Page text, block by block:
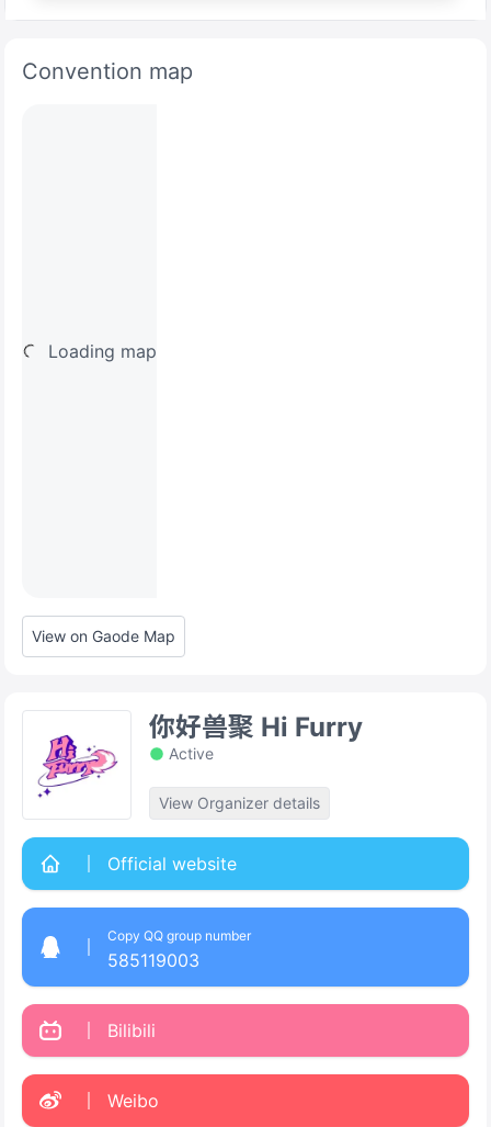
Convention map
Loading map
View on Gaode Map
你好兽聚 Hi Furry
Active
View Organizer details
Official website
Copy QQ group number
585119003
Bilibili
Weibo